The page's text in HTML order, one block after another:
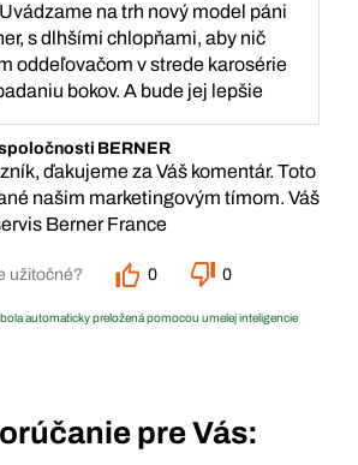
na trh nový model páni
s dlhšími chlopňami, aby nič
oddeľovačom v strede karosérie
bokov. A bude jej lepšie
BERNER
ďakujeme za Váš komentár. Toto
našim marketingovým tímom. Váš
Berner France
užitočné? 0 0
automaticky preložená pomocou umelej inteligencie
pre Vás: